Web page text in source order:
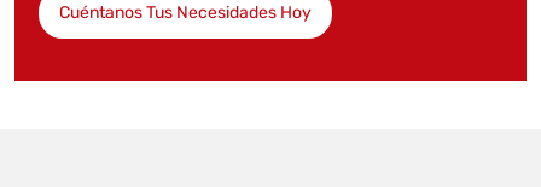
Cuéntanos Tus Necesidades Hoy